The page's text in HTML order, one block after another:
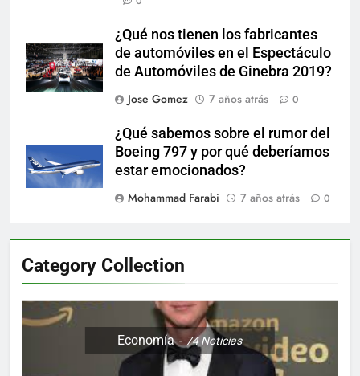
¿Qué nos tienen los fabricantes
de automóviles en el Espectáculo
de Automóviles de Ginebra 2019?
Jose Gomez
7 años atrás 0
¿Qué sabemos sobre el rumor del
Boeing 797 y por qué deberíamos
estar emocionados?
Mohammad Farabi
7 años atrás 0
Category Collection
Economía 74Noticias